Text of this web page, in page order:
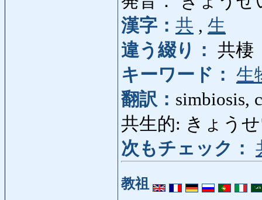
漢字： 共 , 生
違う綴り： 共棲
キーワード： 生
翻訳： simbiosis,
共生的: きょう
次もチェック：
教祖